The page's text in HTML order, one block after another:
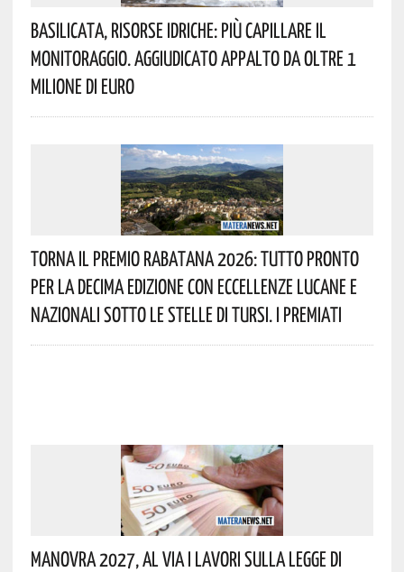
Basilicata, Risorse Idriche: Più Capillare Il
Monitoraggio. Aggiudicato Appalto Da Oltre 1
Milione Di Euro
Torna Il Premio Rabatana 2026: Tutto Pronto
Per La Decima Edizione Con Eccellenze Lucane E
Nazionali Sotto Le Stelle Di Tursi. I Premiati
Manovra 2027, Al Via I Lavori Sulla Legge Di